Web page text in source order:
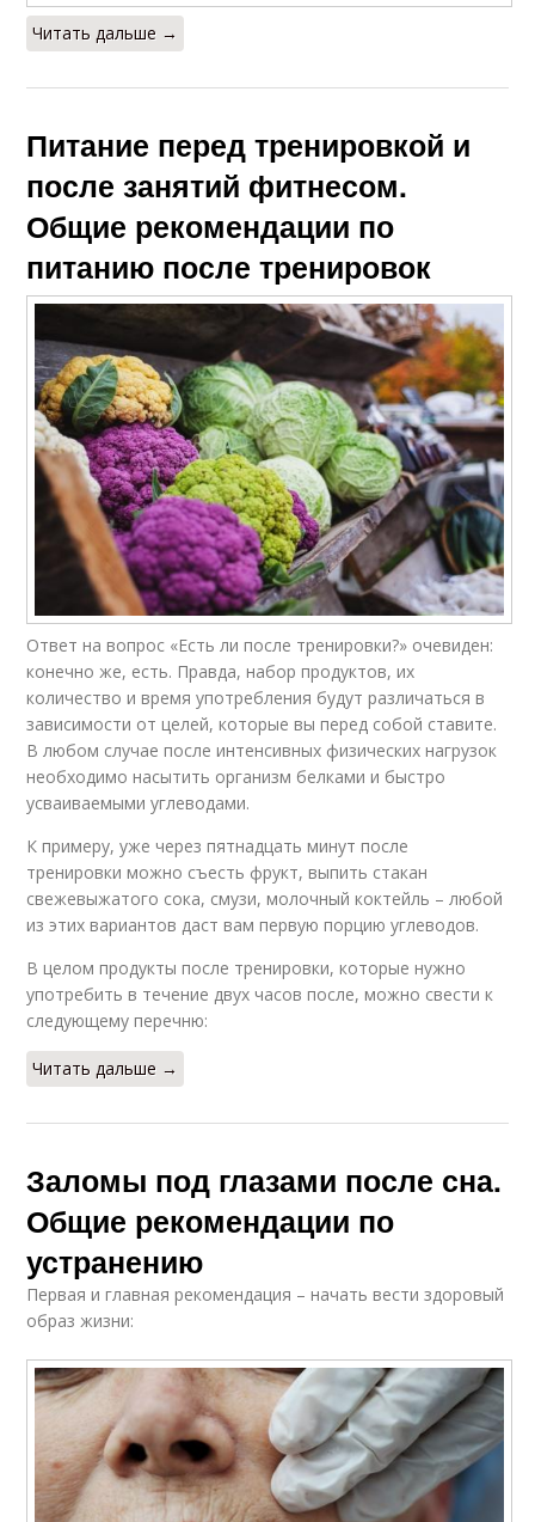
Читать дальше →
Питание перед тренировкой и
после занятий фитнесом.
Общие рекомендации по
питанию после тренировок
Ответ на вопрос «Есть ли после тренировки?» очевиден:
конечно же, есть. Правда, набор продуктов, их
количество и время употребления будут различаться в
зависимости от целей, которые вы перед собой ставите.
В любом случае после интенсивных физических нагрузок
необходимо насытить организм белками и быстро
усваиваемыми углеводами.
К примеру, уже через пятнадцать минут после
тренировки можно съесть фрукт, выпить стакан
свежевыжатого сока, смузи, молочный коктейль – любой
из этих вариантов даст вам первую порцию углеводов.
В целом продукты после тренировки, которые нужно
употребить в течение двух часов после, можно свести к
следующему перечню:
Читать дальше →
Заломы под глазами после сна.
Общие рекомендации по
устранению
Первая и главная рекомендация – начать вести здоровый
образ жизни: